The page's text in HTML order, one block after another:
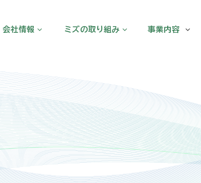
会社情報
会社概要
沿革
健康経営
メディアライブラリ
ミズの取り組み
地域の健康増進に向けた連携
事業内容
みずがいえ
MIZ
漢方みず堂